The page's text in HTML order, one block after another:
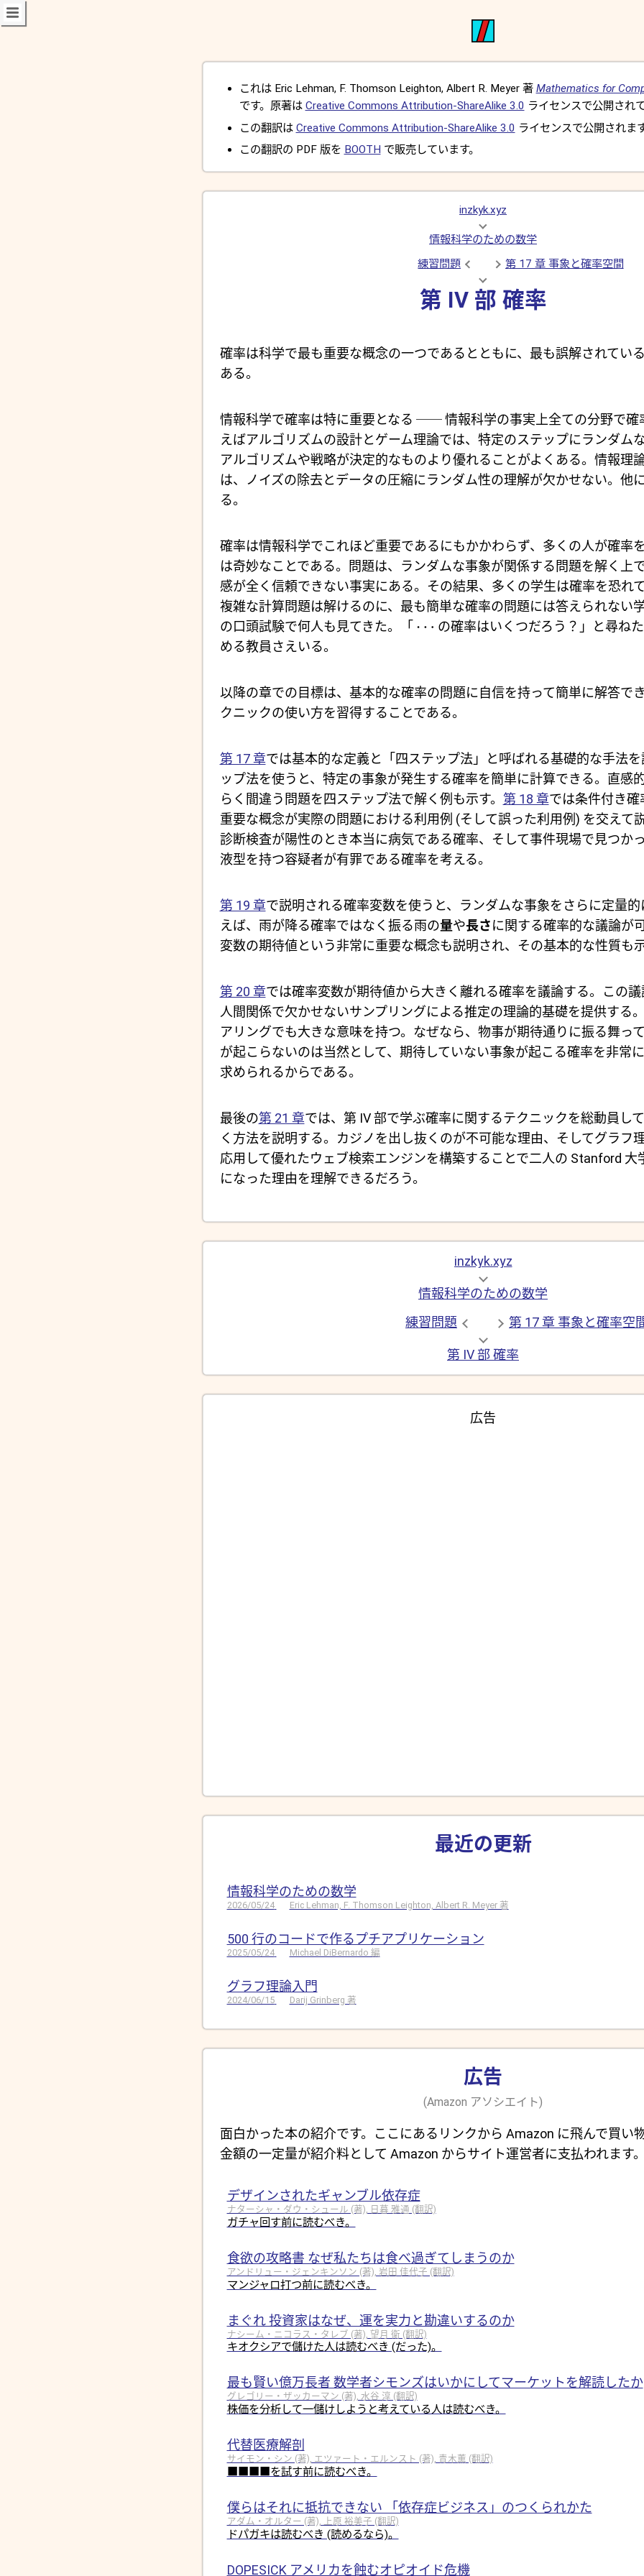
これは Eric Lehman, F. Thomson Leighton, Albert R. Meyer 著 Mathematics for
です。原著は Creative Commons Attribution-ShareAlike 3.0 ライセンスで公開され
この翻訳は Creative Commons Attribution-ShareAlike 3.0 ライセンスで公開されま
この翻訳の PDF 版を BOOTH で販売しています。
inzkyk.xyz
情報科学のための数学
練習問題
第 17 章 事象と確率空間
第 IV 部 確率
確率は科学で最も重要な概念の一つであるとともに、最も誤解されてい
ある。
情報科学で確率は特に重要となる ── 情報科学の事実上全ての分野で確
えばアルゴリズムの設計とゲーム理論では、特定のステップにランダム
アルゴリズムや戦略が決定的なものより優れることがよくある。情報理
は、ノイズの除去とデータの圧縮にランダム性の理解が欠かせない。他
る。
確率は情報科学でこれほど重要であるにもかかわらず、多くの人が確率
は奇妙なことである。問題は、ランダムな事象が関係する問題を解く上
感が全く信頼できない事実にある。その結果、多くの学生は確率を恐れ
複雑な計算問題は解けるのに、最も簡単な確率の問題には答えられない
の口頭試験で何人も見てきた。「 ⋯ の確率はいくつだろう？」と尋ね
める教員さえいる。
以降の章での目標は、基本的な確率の問題に自信を持って簡単に解答で
クニックの使い方を習得することである。
第 17 章では基本的な定義と「四ステップ法」と呼ばれる基礎的な手法
ップ法を使うと、特定の事象が発生する確率を簡単に計算できる。直感
らく間違う問題を四ステップ法で解く例も示す。 第 18 章では条件付き
重要な概念が実際の問題における利用例 (そして誤った利用例) を交えて
診断検査が陽性のとき本当に病気である確率、そして事件現場で見つか
液型を持つ容疑者が有罪である確率を考える。
第 19 章で説明される確率変数を使うと、ランダムな事象をさらに定量
えば、雨が降る確率ではなく振る雨の量や長さに関する確率的な議論が
変数の期待値という非常に重要な概念も説明され、その基本的な性質も
第 20 章では確率変数が期待値から大きく離れる確率を議論する。この
人間関係で欠かせないサンプリングによる推定の理論的基礎を提供する
アリングでも大きな意味を持つ。なぜなら、物事が期待通りに振る舞っ
が起こらないのは当然として、期待していない事象が起こる確率を非常
求められるからである。
最後の第 21 章では、第 IV 部で学ぶ確率に関するテクニックを総動員し
く方法を説明する。カジノを出し抜くのが不可能な理由、そしてグラフ
応用して優れたウェブ検索エンジンを構築することで二人の Stanford 大
になった理由を理解できるだろう。
inzkyk.xyz
情報科学のための数学
練習問題
第 17 章 事象と確率空
第 IV 部 確率
広告
最近の更新
情報科学のための数学
2026/05/24 Eric Lehman, F. Thomson Leighton, Albert R. Meyer 著
500 行のコードで作るプチアプリケーション
2025/05/24 Michael DiBernardo 編
グラフ理論入門
2024/06/15 Darij Grinberg 著
広告
(Amazon アソシエイト)
面白かった本の紹介です。ここにあるリンクから Amazon に飛んで買い
金額の一定量が紹介料として Amazon からサイト運営者に支払われます
デザインされたギャンブル依存症
ナターシャ・ダウ・シュール (著), 日暮 雅通 (翻訳)
ガチャ回す前に読むべき。
食欲の攻略書 なぜ私たちは食べ過ぎてしまうのか
アンドリュー・ジェンキンソン (著), 岩田 佳代子 (翻訳)
マンジャロ打つ前に読むべき。
まぐれ 投資家はなぜ、運を実力と勘違いするのか
ナシーム・ニコラス・タレブ (著), 望月 衛 (翻訳)
キオクシアで儲けた人は読むべき (だった)。
最も賢い億万長者 数学者シモンズはいかにしてマーケットを解読したか
グレゴリー・ザッカーマン (著), 水谷 淳 (翻訳)
株価を分析して一儲けしようと考えている人は読むべき。
代替医療解剖
サイモン・シン (著), エツァート・エルンスト (著), 青木薫 (翻訳)
■■■■を試す前に読むべき。
僕らはそれに抵抗できない 「依存症ビジネス」のつくられかた
アダム・オルター (著), 上原 裕美子 (翻訳)
ドパガキは読むべき (読めるなら)。
DOPESICK アメリカを蝕むオピオイド危機